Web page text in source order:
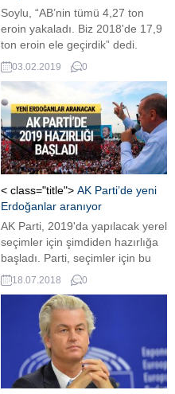
Soylu, “AB’nin tümü 4,27 ton
eroin yakaladı. Biz 2018'de 17,9
ton eroin ele geçirdik” dedi.
03.02.2019 0
< class="title"> AK Parti’de yeni
Erdoğanlar aranıyor
AK Parti, 2019'da yapılacak yerel
seçimler için şimdiden hazırlığa
başladı. Parti, seçimler için bu
kez adaylarını erken açıklayacak
ve bu isimler halka yakın
isimlerden seçilecek.
18.07.2018 0